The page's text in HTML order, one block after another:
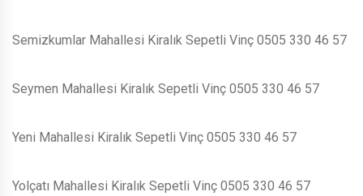
Semizkumlar Mahallesi Kiralık Sepetli Vinç 0505 330 46 57
Seymen Mahallesi Kiralık Sepetli Vinç 0505 330 46 57
Yeni Mahallesi Kiralık Sepetli Vinç 0505 330 46 57
Yolçatı Mahallesi Kiralık Sepetli Vinç 0505 330 46 57